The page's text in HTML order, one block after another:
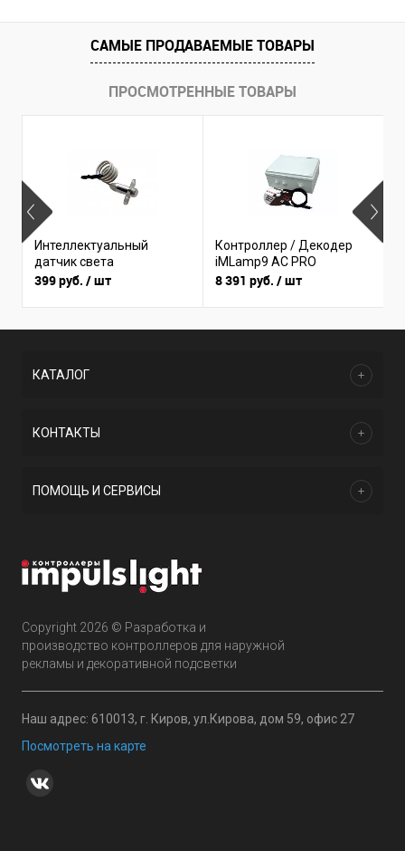
САМЫЕ ПРОДАВАЕМЫЕ ТОВАРЫ
ПРОСМОТРЕННЫЕ ТОВАРЫ
Интеллектуальный
датчик света
399 руб. / шт
Контроллер / Декодер
iMLamp9 AC PRO
8 391 руб. / шт
Copyright 2026 © Разработка и
производство контроллеров для наружной
рекламы и декоративной подсветки
Наш адрес: 610013, г. Киров, ул.Кирова, дом 59, офис 27
Посмотреть на карте
КАТАЛОГ
КОНТАКТЫ
ПОМОЩЬ И СЕРВИСЫ